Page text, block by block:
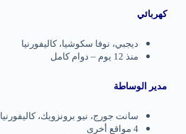
كهربائي
ديجبي، نوفا سكوشيا، كاليفورنيا
منذ 12 يوم – دوام كامل
مدير الوساطة
سانت جورج، نيو برونزويك، كاليفورنيا
4 مواقع أخرى